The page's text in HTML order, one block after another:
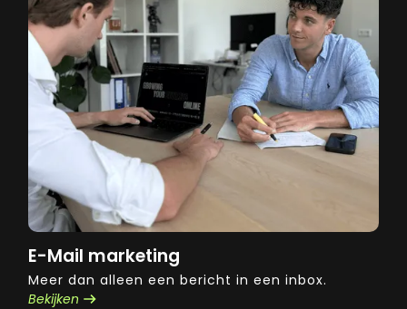
E-Mail marketing
Meer dan alleen een bericht in een inbox.
Bekijken